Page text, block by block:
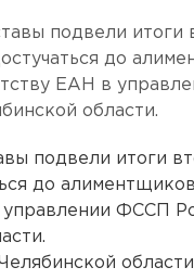
подвели итоги
до
ЕАН в
области.
подвели итоги
до
ФССП